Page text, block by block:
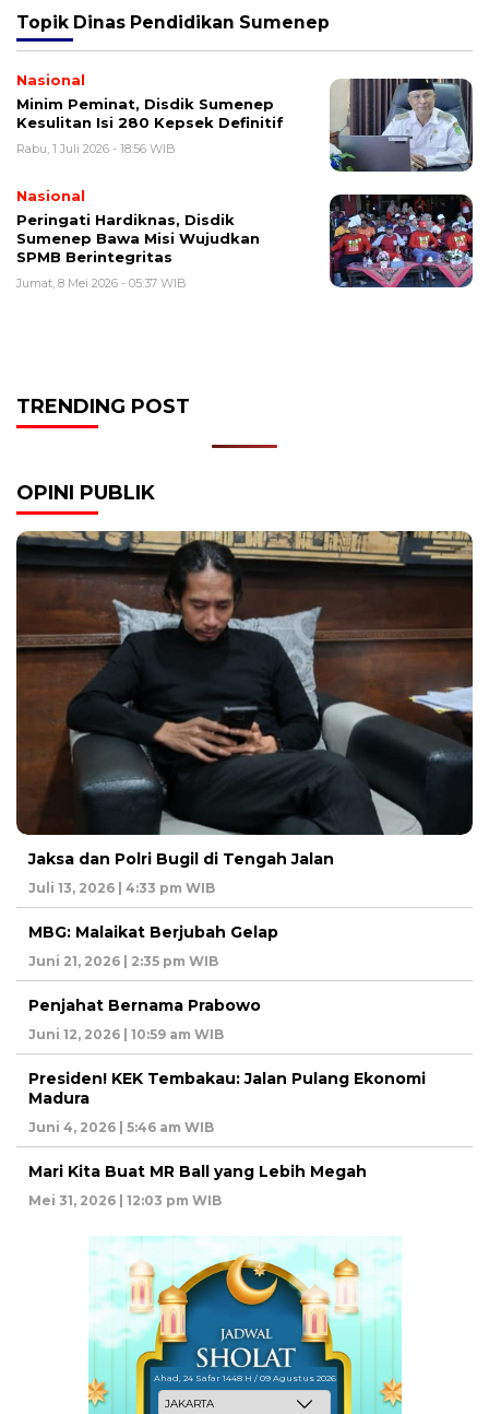
Topik Dinas Pendidikan Sumenep
Nasional
Minim Peminat, Disdik Sumenep
Kesulitan Isi 280 Kepsek Definitif
Rabu, 1 Juli 2026 - 18:56 WIB
Nasional
Peringati Hardiknas, Disdik
Sumenep Bawa Misi Wujudkan
SPMB Berintegritas
Jumat, 8 Mei 2026 - 05:37 WIB
TRENDING POST
OPINI PUBLIK
Jaksa dan Polri Bugil di Tengah Jalan
Juli 13, 2026 | 4:33 pm WIB
MBG: Malaikat Berjubah Gelap
Juni 21, 2026 | 2:35 pm WIB
Penjahat Bernama Prabowo
Juni 12, 2026 | 10:59 am WIB
Presiden! KEK Tembakau: Jalan Pulang Ekonomi
Madura
Juni 4, 2026 | 5:46 am WIB
Mari Kita Buat MR Ball yang Lebih Megah
Mei 31, 2026 | 12:03 pm WIB
Ahad, 24 Safar 1448 H / 09 Agustus 2026